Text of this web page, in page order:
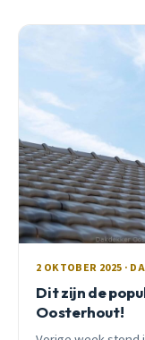
2 OKTOBER 2025 ·
Dit zijn de
Oosterhout!